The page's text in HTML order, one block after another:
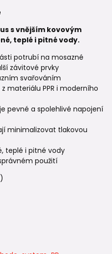
s vnějším kovovým
teplé i pitné vody.
potrubí na mosazné
závitové prvky
svařováním
materiálu PPR i moderního
pevné a spolehlivé napojení
minimalizovat tlakovou
teplé i pitné vody
použití